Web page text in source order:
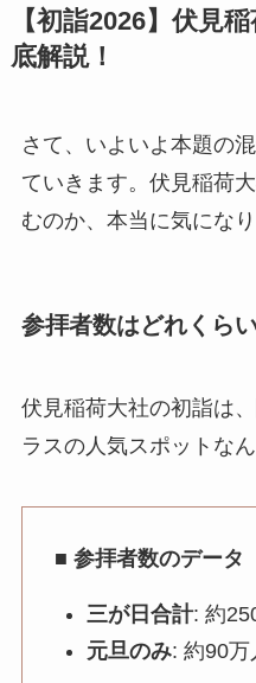
【初詣2026】伏見
底解説！
さて、いよいよ本題の
ていきます。伏見稲荷
むのか、本当に気になり
参拝者数はどれくら
伏見稲荷大社の初詣は
ラスの人気スポットなん
■ 参拝者数のデータ
三が日合計: 約
元旦のみ: 約90万